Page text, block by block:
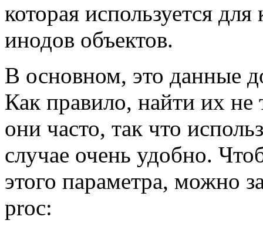
которая используется
инодов объектов.
В основном, это данные
Как правило, найти их не
они часто, так что
случае очень удобно.
этого параметра, можно
proc: